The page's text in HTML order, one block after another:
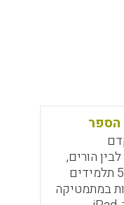
הספר
הורים,
באמצעות ניסוי שדה אקראי שבו השתתפו 587 תלמידים
במתמטיקה